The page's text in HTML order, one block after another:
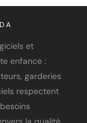
et
enfance :
garderies
respectent